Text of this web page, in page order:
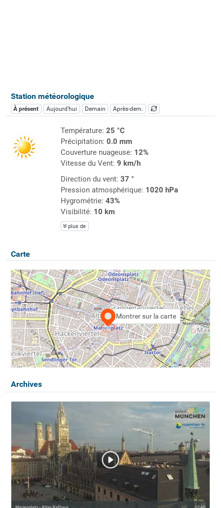
Station météorologique
À présent Aujourd'hui Demain Après-dem.
Température: 25 °C
Précipitation: 0.0 mm
Couverture nuageuse: 12%
Vitesse du Vent: 9 km/h
Direction du vent: 37 °
Pression atmosphérique: 1020 hPa
Hygrométrie: 43%
Visibilité: 10 km
plus de
Carte
Montrer sur la carte
Archives